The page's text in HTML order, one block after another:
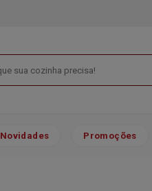
Novidades Promoções